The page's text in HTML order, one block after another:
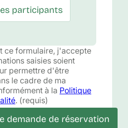
participants
ce formulaire, j'accepte
saisies soient
permettre d'être
le cadre de ma
à la Politique
. (requis)